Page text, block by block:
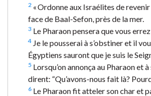
2 « Ordonne aux Israélites de
face de Baal-Sefon, près de la mer.
3 Le Pharaon pensera que vous
4 Je le pousserai à s’obstiner et il
Égyptiens sauront que je suis le
5 Lorsqu’on annonça au Pharaon et
dirent: “Qu’avons-nous fait là?
6 Le Pharaon fit atteler son char et